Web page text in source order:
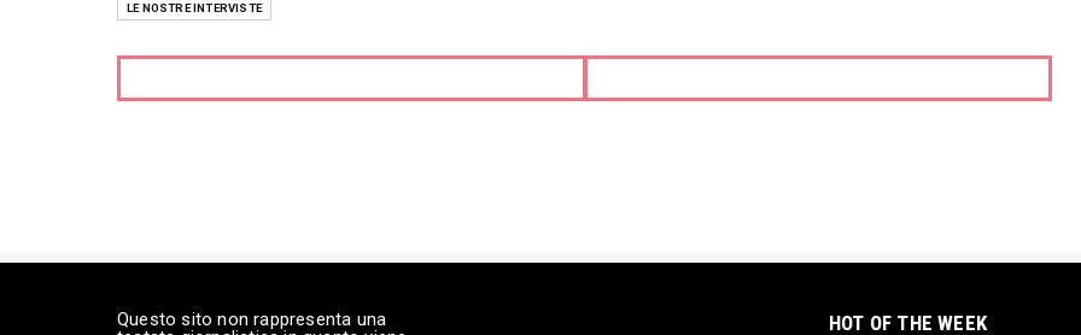
LE NOSTRE INTERVISTE
Questo sito non rappresenta una
HOT OF THE WEEK